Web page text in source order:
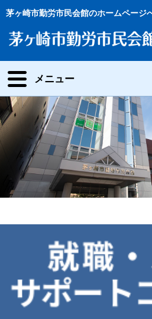
茅ヶ崎市勤労市民会館のホームページ
メニュー